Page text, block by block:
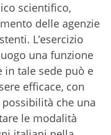
scientifico,
delle agenzie
L’esercizio
una funzione
in tale sede può e
efficace, con
che una
le modalità